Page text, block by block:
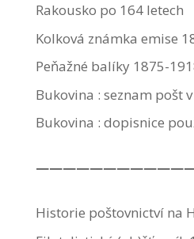
Rakousko po 164 letech
Kolková známka emise
Peňažné balíky 1875-
Bukovina : seznam pošt
Bukovina : dopisnice
Historie poštovnictví na